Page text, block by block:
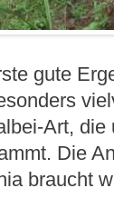
gute
Art, die
Die
braucht